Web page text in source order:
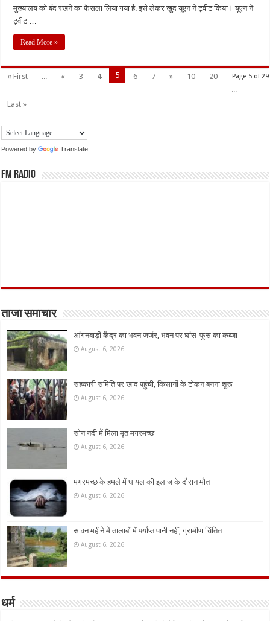
मुख्यालय को बंद रखने का फैसला लिया गया है. इसे लेकर खुद यूएन ने ट्वीट किया। यूएन ने
ट्वीट …
Read More »
Page 5 of 29
« First ... « 3 4 5 6 7 » 10
20
...
Last »
Powered by Translate
FM Radio
ताजा समाचार
आंगनबाड़ी केंद्र का भवन जर्जर, भवन पर घांस-फूस का कब्जा
August 6, 2026
सहकारी समिति पर खाद पहुंची, किसानों के टोकन बनना शुरू
August 6, 2026
सोन नदी में मिला मृत मगरमच्छ
August 6, 2026
मगरमच्छ के हमले में घायल की इलाज के दौरान मौत
August 6, 2026
सावन महीने में तालाबों में पर्याप्त पानी नहीं, ग्रामीण चिंतित
August 6, 2026
धर्म